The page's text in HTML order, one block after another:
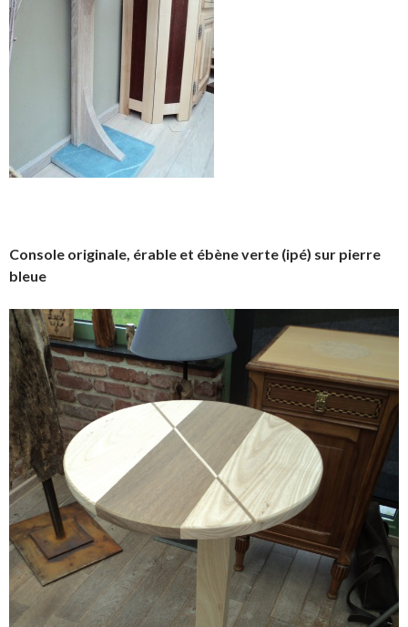
Console originale, érable et ébène verte (ipé) sur pierre
bleue